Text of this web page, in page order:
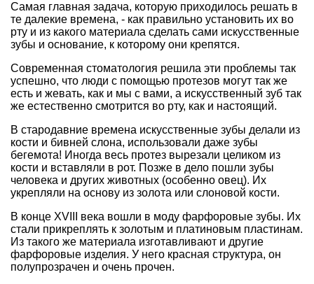
Самая главная задача, которую приходилось решать в
те далекие времена, - как правильно установить их во
рту и из какого материала сделать сами искусственные
зубы и основание, к которому они крепятся.
Современная стоматология решила эти проблемы так
успешно, что люди с помощью протезов могут так же
есть и жевать, как и мы с вами, а искусственный зуб так
же естественно смотрится во рту, как и настоящий.
В стародавние времена искусственные зубы делали из
кости и бивней слона, использовали даже зубы
бегемота! Иногда весь протез вырезали целиком из
кости и вставляли в рот. Позже в дело пошли зубы
человека и других животных (особенно овец). Их
укрепляли на основу из золота или слоновой кости.
В конце XVIII века вошли в моду фарфоровые зубы. Их
стали прикреплять к золотым и платиновым пластинам.
Из такого же материала изготавливают и другие
фарфоровые изделия. У него красная структура, он
полупрозрачен и очень прочен.